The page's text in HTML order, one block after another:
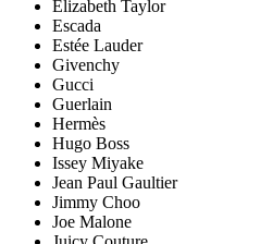
Elizabeth Taylor
Escada
Estée Lauder
Givenchy
Gucci
Guerlain
Hermès
Hugo Boss
Issey Miyake
Jean Paul Gaultier
Jimmy Choo
Joe Malone